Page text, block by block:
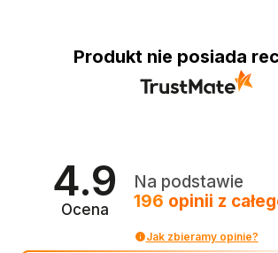
Produkt nie posiada
4.9
Ocena
Na podstawie
196 opinii z
Jak zbieramy opinie?